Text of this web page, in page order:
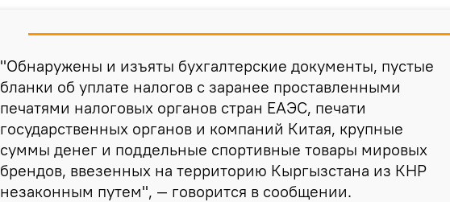
"Обнаружены и изъяты бухгалтерские документы, пустые
бланки об уплате налогов с заранее проставленными
печатями налоговых органов стран ЕАЭС, печати
государственных органов и компаний Китая, крупные
суммы денег и поддельные спортивные товары мировых
брендов, ввезенных на территорию Кыргызстана из КНР
незаконным путем", — говорится в сообщении.